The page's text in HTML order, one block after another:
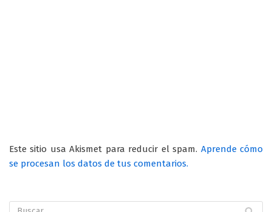
Este sitio usa Akismet para reducir el spam. Aprende cómo
se procesan los datos de tus comentarios.